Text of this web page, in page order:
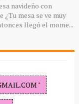
navideño con
mesa se ve muy
llegó el mome...
"